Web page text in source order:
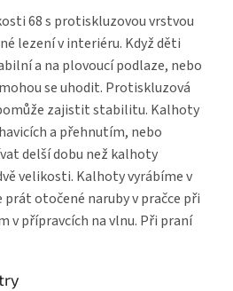
68 s protiskluzovou vrstvou
lezení v interiéru. Když děti
a na plovoucí podlaze, nebo
se uhodit. Protiskluzová
zajistit stabilitu. Kalhoty
a přehnutím, nebo
delší dobu než kalhoty
velikosti. Kalhoty vyrábíme v
prát otočené naruby v pračce při
v přípravcích na vlnu. Při praní